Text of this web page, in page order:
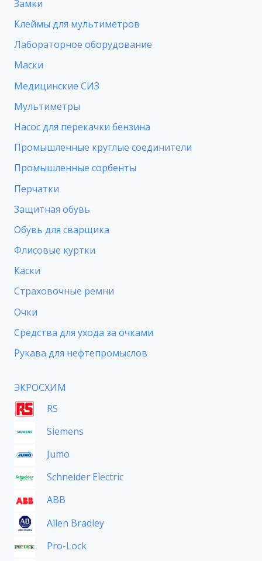
Замки
Клеймы для мультиметров
Лабораторное оборудование
Маски
Медицинские СИЗ
Мультиметры
Насос для перекачки бензина
Промышленные круглые соединители
Промышленные сорбенты
Перчатки
Защитная обувь
Обувь для сварщика
Флисовые куртки
Каски
Страховочные ремни
Очки
Средства для ухода за очками
Рукава для нефтепромыслов
ЭКРОСХИМ
RS
Siemens
Jumo
Schneider Electric
ABB
Allen Bradley
Pro-Lock